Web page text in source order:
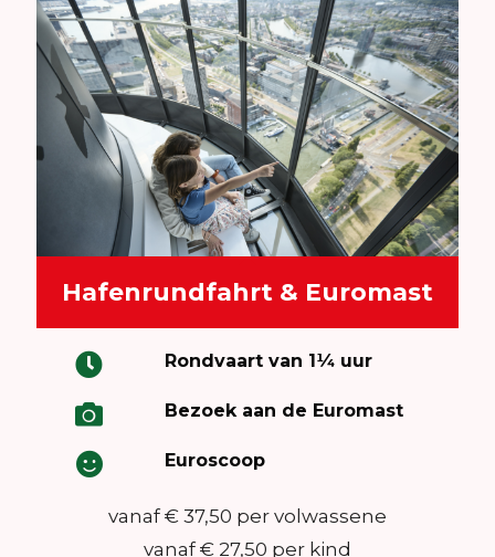
Hafenrundfahrt & Euromast
Rondvaart van 1¼ uur
Bezoek aan de Euromast
Euroscoop
vanaf € 37,50 per volwassene
vanaf € 27,50 per kind